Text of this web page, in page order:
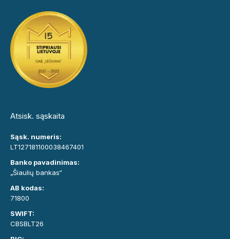
Atsisk. sąskaita
Sąsk. numeris:
LT127181100038467401
Banko pavadinimas:
„Šiaulių bankas“
AB kodas:
71800
SWIFT:
CBSBLT26